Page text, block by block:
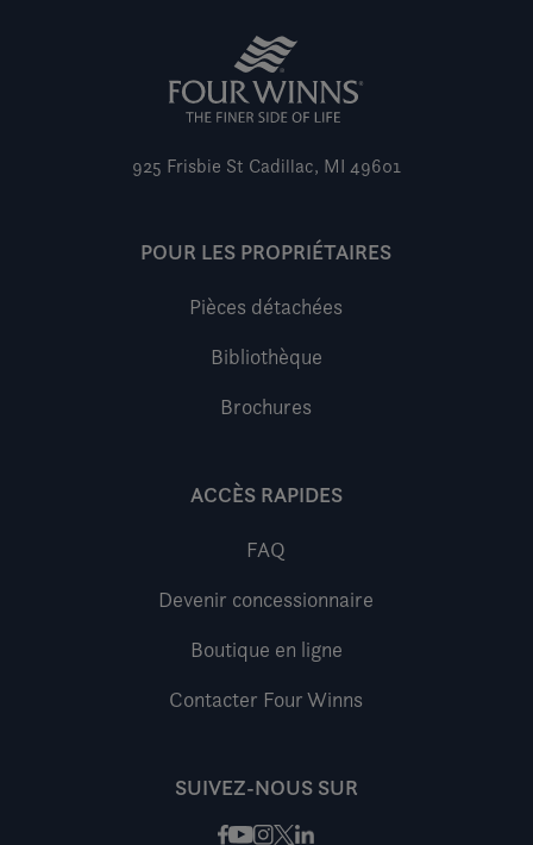
925 Frisbie St Cadillac, MI 49601
POUR LES PROPRIÉTAIRES
Pièces détachées
Bibliothèque
Brochures
ACCÈS RAPIDES
FAQ
Devenir concessionnaire
Boutique en ligne
Contacter Four Winns
SUIVEZ-NOUS SUR